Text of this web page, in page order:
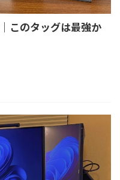
このタッグは最強か